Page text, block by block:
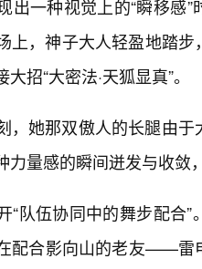
出一种视觉上的“瞬移感
上，神子大人轻盈地踏
招“大密法·天狐显真”。
，她那双傲人的长腿由
量感的瞬间迸发与收敛
“队伍协同中的舞步配合
配合影向山的老友——雷